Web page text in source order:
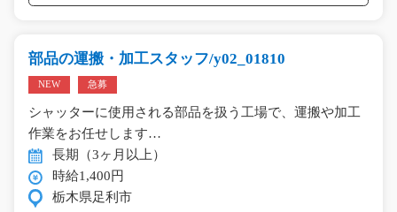
部品の運搬・加工スタッフ/y02_01810
NEW 急募
シャッターに使用される部品を扱う工場で、運搬や加工
作業をお任せします…
長期（3ヶ月以上）
時給1,400円
栃木県足利市